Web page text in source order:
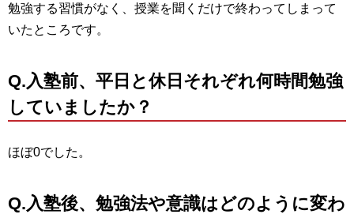
勉強する習慣がなく、授業を聞くだけで終わってしまって
いたところです。
Q.入塾前、平日と休日それぞれ何時間勉強
していましたか？
ほぼ0でした。
Q.入塾後、勉強法や意識はどのように変わ